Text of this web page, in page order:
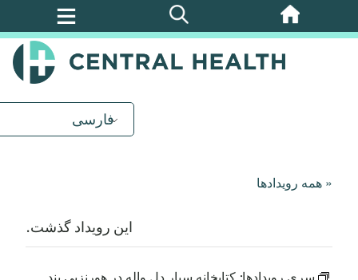
پرش
فارسی
« همه رویدادها
این رویداد گذشت.